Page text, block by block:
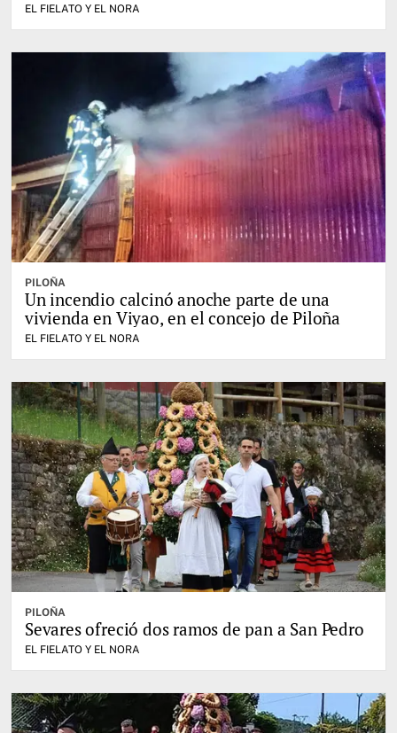
EL FIELATO Y EL NORA
PILOÑA
Un incendio calcinó anoche parte de una
vivienda en Viyao, en el concejo de Piloña
EL FIELATO Y EL NORA
PILOÑA
Sevares ofreció dos ramos de pan a San Pedro
EL FIELATO Y EL NORA